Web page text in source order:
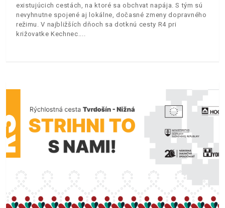
existujúcich cestách, na ktoré sa obchvat napája. S tým sú
nevyhnutne spojené aj lokálne, dočasné zmeny dopravného
režimu. V najbližších dňoch sa dotknú cesty R4 pri
križovatke Kechnec.